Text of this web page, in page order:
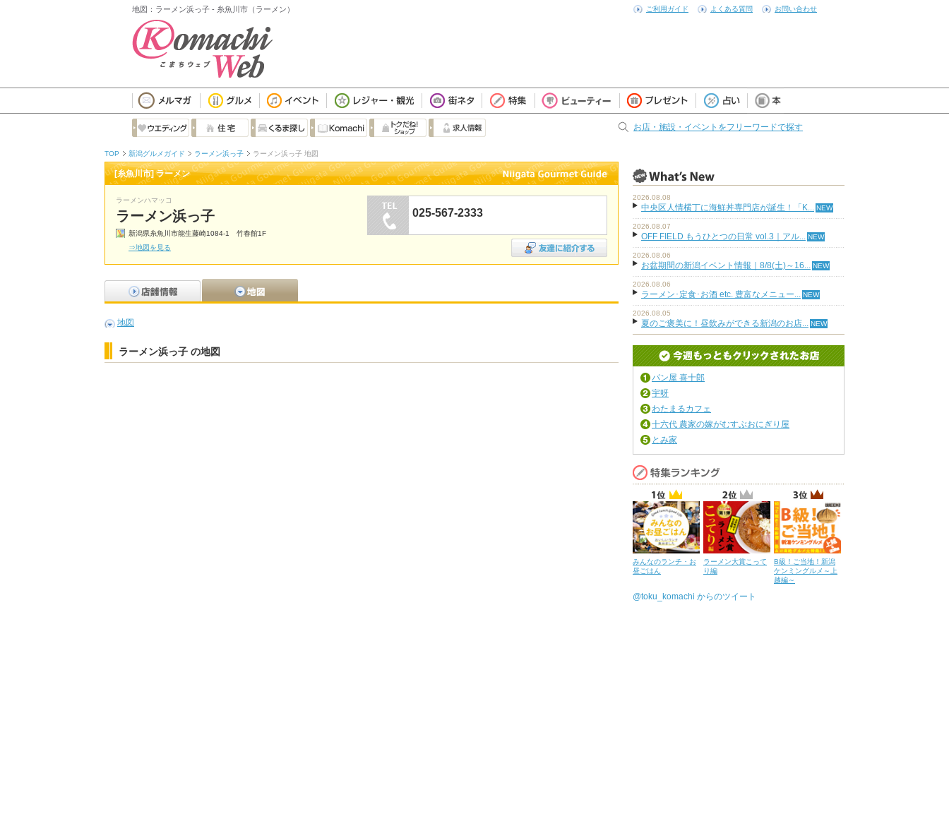
地図：ラーメン浜っ子 - 糸魚川市（ラーメン） ご利用ガイド よくある質問 お問い合わせ
お店・施設・イベントをフリーワードで探す
TOP 新潟グルメガイド ラーメン浜っ子 ラーメン浜っ子 地図
[糸魚川市] ラーメン
ラーメンハマッコ
ラーメン浜っ子
新潟県糸魚川市能生藤崎1084-1 竹春館1F
⇒地図を見る
025-567-2333
地図
ラーメン浜っ子 の地図
2026.08.08
中央区人情横丁に海鮮丼専門店が誕生！「K...
2026.08.07
OFF FIELD もうひとつの日常 vol.3｜アル...
2026.08.06
お盆期間の新潟イベント情報｜8/8(土)～16...
2026.08.06
ラーメン･定食･お酒 etc. 豊富なメニュー...
2026.08.05
夏のご褒美に！昼飲みができる新潟のお店...
パン屋 喜十郎
宇呀
わたまるカフェ
十六代 農家の嫁がむすぶおにぎり屋
とみ家
みんなのランチ・お
昼ごはん
ラーメン大賞こって
り編
B級！ご当地！新潟
ケンミングルメ～上
越編～
@toku_komachi からのツイート